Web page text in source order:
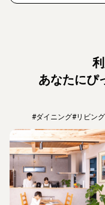
あなたにぴ
#ダイニング#リビング